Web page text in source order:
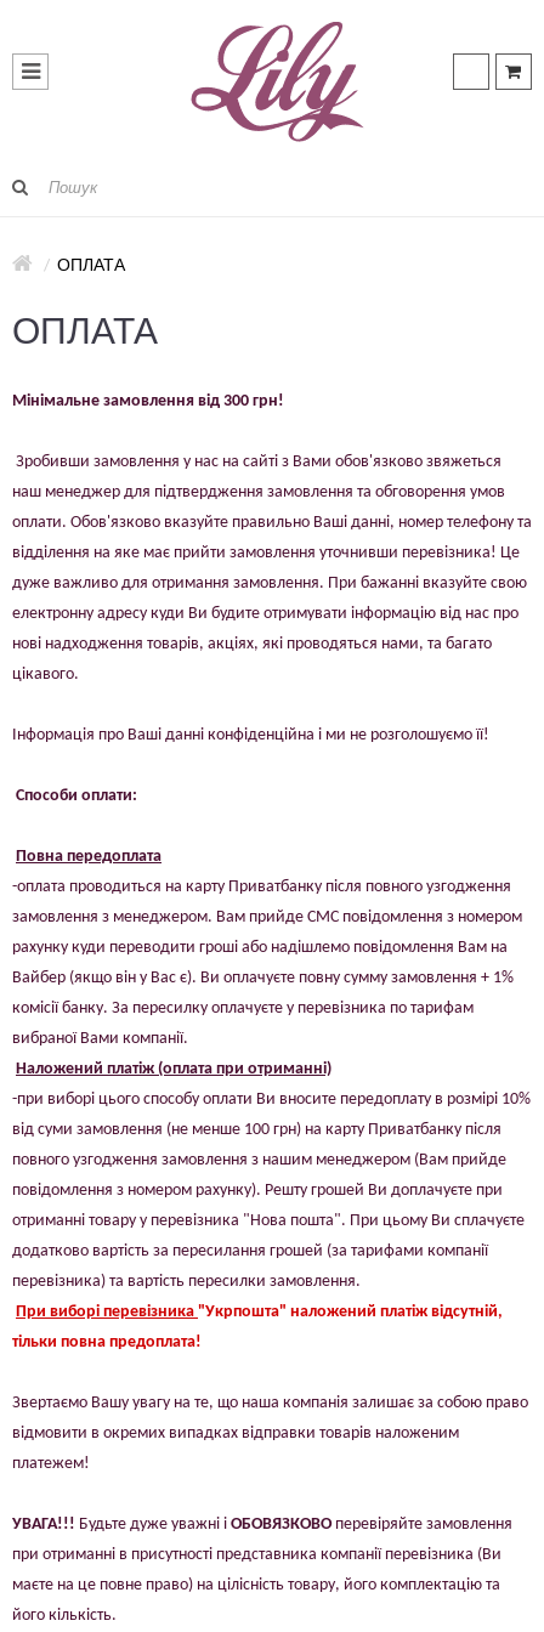
ОПЛАТА
ОПЛАТА
Мінімальне замовлення від 300 грн!
Зробивши замовлення у нас на сайті з Вами обов'язково звяжеться
наш менеджер для підтвердження замовлення та обговорення умов
оплати. Обов'язково вказуйте правильно Ваші данні, номер телефону та
відділення на яке має прийти замовлення уточнивши перевізника! Це
дуже важливо для отримання замовлення. При бажанні вказуйте свою
електронну адресу куди Ви будите отримувати інформацію від нас про
нові надходження товарів, акціях, які проводяться нами, та багато
цікавого.
Інформація про Ваші данні конфіденційна і ми не розголошуємо її!
Способи оплати:
Повна передоплата
-оплата проводиться на карту Приватбанку після повного узгодження
замовлення з менеджером. Вам прийде СМС повідомлення з номером
рахунку куди переводити гроші або надішлемо повідомлення Вам на
Вайбер (якщо він у Вас є). Ви оплачуєте повну сумму замовлення + 1%
комісії банку. За пересилку оплачуєте у перевізника по тарифам
вибраної Вами компанії.
Наложений платіж (оплата при отриманні)
-при виборі цього способу оплати Ви вносите передоплату в розмірі 10%
від суми замовлення (не менше 100 грн) на карту Приватбанку після
повного узгодження замовлення з нашим менеджером (Вам прийде
повідомлення з номером рахунку). Решту грошей Ви доплачуєте при
отриманні товару у перевізника "Нова пошта". При цьому Ви сплачуєте
додатково вартість за пересилання грошей (за тарифами компанії
перевізника) та вартість пересилки замовлення.
При виборі перевізника "Укрпошта" наложений платіж відсутній,
тільки повна предоплата!
Звертаємо Вашу увагу на те, що наша компанія залишає за собою право
відмовити в окремих випадках відправки товарів наложеним
платежем!
УВАГА!!! Будьте дуже уважні і ОБОВЯЗКОВОперевіряйте замовлення
при отриманні в присутності представника компанії перевізника (Ви
маєте на це повне право) на цілісність товару, його комплектацію та
його кількість.